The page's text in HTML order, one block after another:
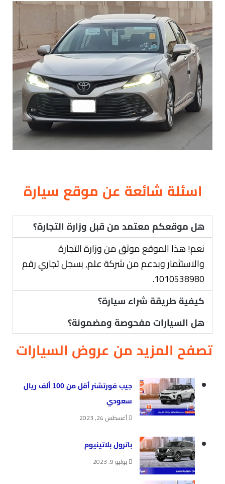
اسئلة شائعة عن موقع سيارة
هل موقعكم معتمد من قبل وزارة التجارة؟
نعم! هذا الموقع موثق من وزارة التجارة
والاستثمار وبدعم من شركة علم, بسجل تجاري رقم
1010538980.
كيفية طريقة شراء سيارة؟
هل السيارات مفحوصة ومضمونة؟
تصفح المزيد من عروض السيارات
جيب فورتشنر أقل من 100 ألف ريال
سعودي
أغسطس 24, 2023
باترول بلاتينيوم
يوليو 9, 2023